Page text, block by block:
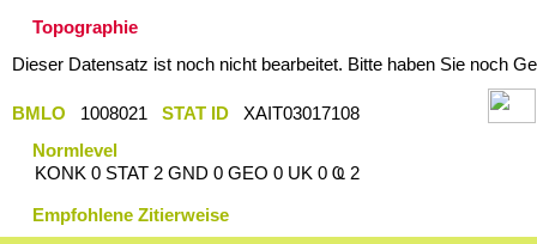
Topographie
Dieser Datensatz ist noch nicht bearbeitet. Bitte haben Sie noch
BMLO 1008021 STAT ID
XAIT03017108
Normlevel
KONK 0 STAT 2 GND 0 GEO 0 UK 0 Ҩ 2
Empfohlene Zitierweise